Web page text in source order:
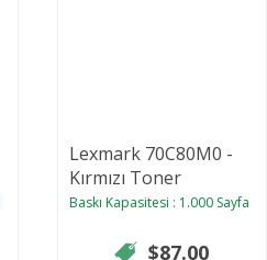
Lexmark 70C80M0 -
Kırmızı Toner
Baskı Kapasitesi : 1.000 Sayfa
$87.00